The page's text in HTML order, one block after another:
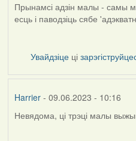
Прынамсі адзін малы - самы
есць і паводзіць сябе
Увайдзіце ці
Harrier- 09.06.2023 - 10:16
Невядома, ці трэці малы